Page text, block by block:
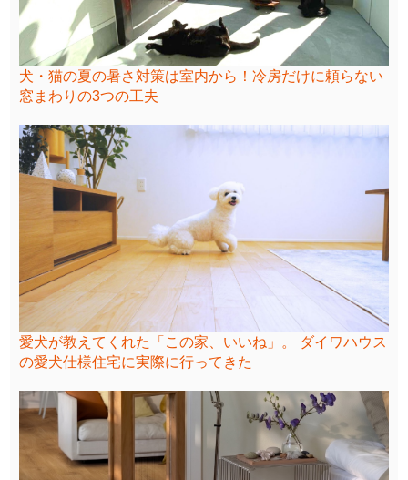
犬・猫の夏の暑さ対策は室内から！冷房だけに頼らない
窓まわりの3つの工夫
愛犬が教えてくれた「この家、いいね」。 ダイワハウス
の愛犬仕様住宅に実際に行ってきた